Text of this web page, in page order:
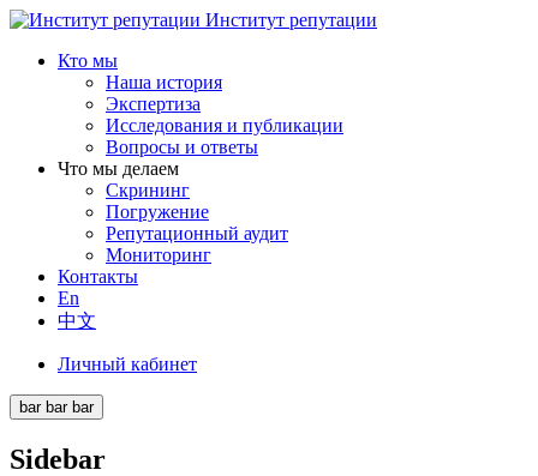
Институт репутации
Кто мы
Наша история
Экспертиза
Исследования и публикации
Вопросы и ответы
Что мы делаем
Скрининг
Погружение
Репутационный аудит
Мониторинг
Контакты
En
中文
Личный кабинет
bar bar bar
Sidebar